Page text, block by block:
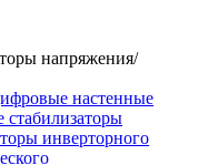
напряжения/
настенные
инверторного